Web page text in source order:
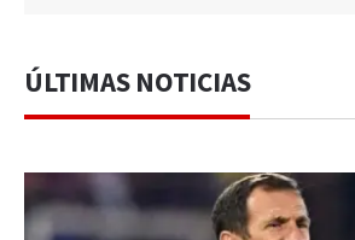
ÚLTIMAS NOTICIAS